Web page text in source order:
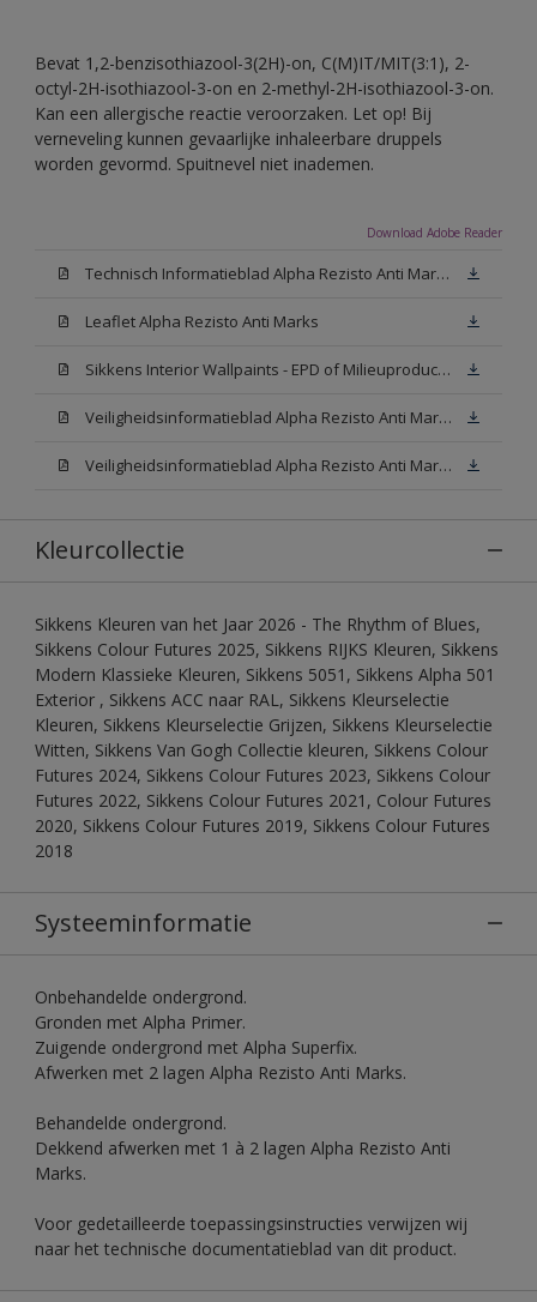
Bevat 1,2-benzisothiazool-3(2H)-on, C(M)IT/MIT(3:1), 2-
octyl-2H-isothiazool-3-on en 2-methyl-2H-isothiazool-3-on.
Kan een allergische reactie veroorzaken. Let op! Bij
verneveling kunnen gevaarlijke inhaleerbare druppels
worden gevormd. Spuitnevel niet inademen.
Download Adobe Reader
Technisch Informatieblad Alpha Rezisto Anti Marks (PDF)
Leaflet Alpha Rezisto Anti Marks
Sikkens Interior Wallpaints - EPD of Milieuproductverklaring
Veiligheidsinformatieblad Alpha Rezisto Anti Marks Mat White W05 (MSDS)
Veiligheidsinformatieblad Alpha Rezisto Anti Marks Mat N00 (MSDS)
Kleurcollectie
Sikkens Kleuren van het Jaar 2026 - The Rhythm of Blues,
Sikkens Colour Futures 2025, Sikkens RIJKS Kleuren, Sikkens
Modern Klassieke Kleuren, Sikkens 5051, Sikkens Alpha 501
Exterior , Sikkens ACC naar RAL, Sikkens Kleurselectie
Kleuren, Sikkens Kleurselectie Grijzen, Sikkens Kleurselectie
Witten, Sikkens Van Gogh Collectie kleuren, Sikkens Colour
Futures 2024, Sikkens Colour Futures 2023, Sikkens Colour
Futures 2022, Sikkens Colour Futures 2021, Colour Futures
2020, Sikkens Colour Futures 2019, Sikkens Colour Futures
2018
Systeeminformatie
Onbehandelde ondergrond.
Gronden met Alpha Primer.
Zuigende ondergrond met Alpha Superfix.
Afwerken met 2 lagen Alpha Rezisto Anti Marks.
Behandelde ondergrond.
Dekkend afwerken met 1 à 2 lagen Alpha Rezisto Anti
Marks.
Voor gedetailleerde toepassingsinstructies verwijzen wij
naar het technische documentatieblad van dit product.